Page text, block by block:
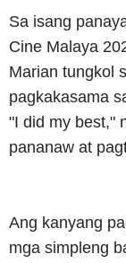
Sa isang
Cine Malaya
Marian tungkol
pagkakasama
"I did my best,"
pananaw at
Ang kanyang
mga simpleng